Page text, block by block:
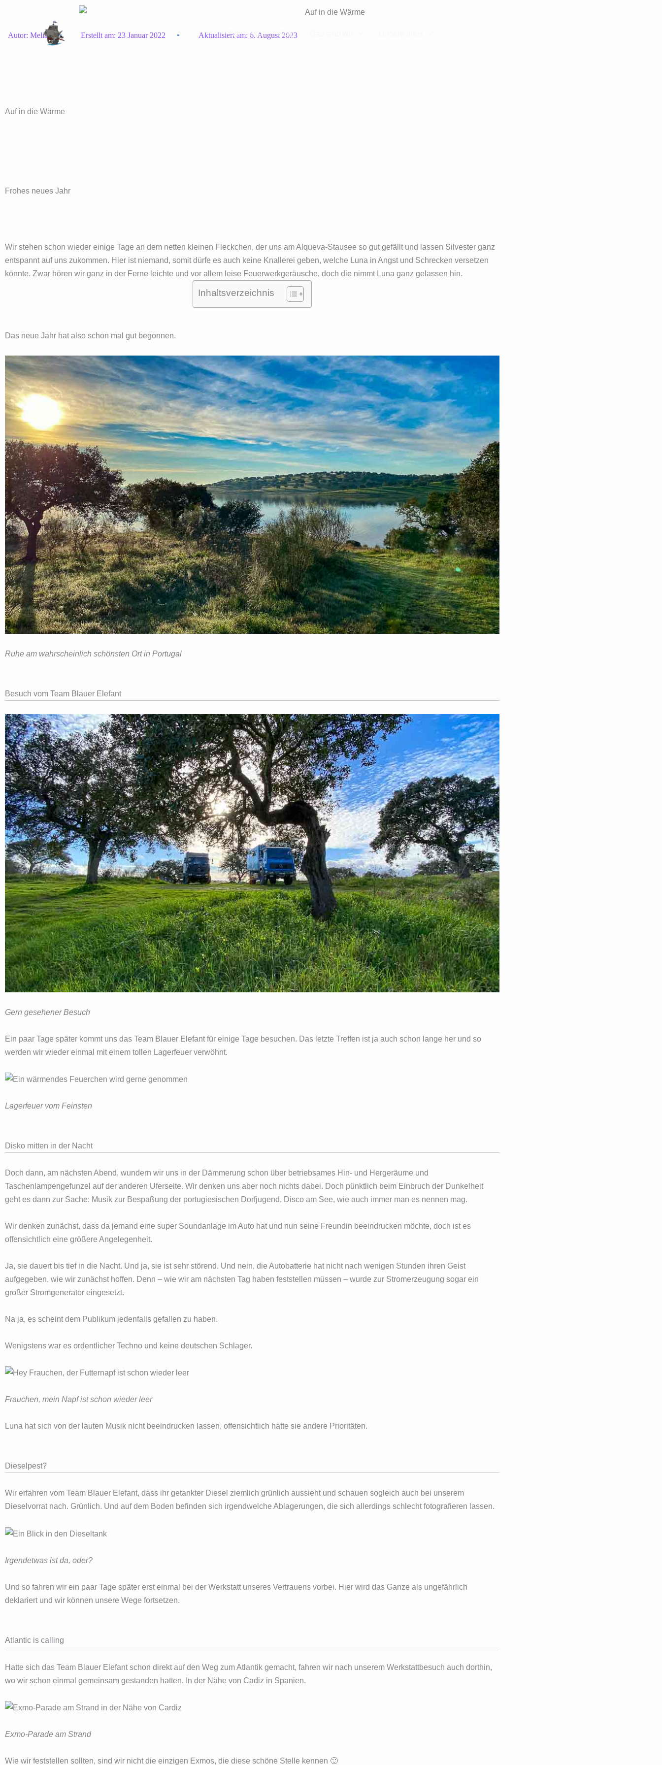
springen
Startseite Blog
Autor: Melia Erstellt am: 23 Januar 2022 Aktualisiert am: 6. August 2023
Auf in die Wärme
Frohes neues Jahr
Wir stehen schon wieder einige Tage an dem netten kleinen Fleckchen, der uns am Alqueva-Stausee so gut gefällt und lassen Silvester ganz
entspannt auf uns zukommen. Hier ist niemand, somit dürfe es auch keine Knallerei geben, welche Luna in Angst und Schrecken versetzen
könnte. Zwar hören wir ganz in der Ferne leichte und vor allem leise Feuerwerkgeräusche, doch die nimmt Luna ganz gelassen hin.
Inhaltsverzeichnis
Das neue Jahr hat also schon mal gut begonnen.
Ruhe am wahrscheinlich schönsten Ort in Portugal
Besuch vom Team Blauer Elefant
Gern gesehener Besuch
Ein paar Tage später kommt uns das Team Blauer Elefant für einige Tage besuchen. Das letzte Treffen ist ja auch schon lange her und so
werden wir wieder einmal mit einem tollen Lagerfeuer verwöhnt.
Lagerfeuer vom Feinsten
Disko mitten in der Nacht
Doch dann, am nächsten Abend, wundern wir uns in der Dämmerung schon über betriebsames Hin- und Hergeräume und
Taschenlampengefunzel auf der anderen Uferseite. Wir denken uns aber noch nichts dabei. Doch pünktlich beim Einbruch der Dunkelheit
geht es dann zur Sache: Musik zur Bespaßung der portugiesischen Dorfjugend, Disco am See, wie auch immer man es nennen mag.
Wir denken zunächst, dass da jemand eine super Soundanlage im Auto hat und nun seine Freundin beeindrucken möchte, doch ist es
offensichtlich eine größere Angelegenheit.
Ja, sie dauert bis tief in die Nacht. Und ja, sie ist sehr störend. Und nein, die Autobatterie hat nicht nach wenigen Stunden ihren Geist
aufgegeben, wie wir zunächst hoffen. Denn – wie wir am nächsten Tag haben feststellen müssen – wurde zur Stromerzeugung sogar ein
großer Stromgenerator eingesetzt.
Na ja, es scheint dem Publikum jedenfalls gefallen zu haben.
Wenigstens war es ordentlicher Techno und keine deutschen Schlager.
Frauchen, mein Napf ist schon wieder leer
Luna hat sich von der lauten Musik nicht beeindrucken lassen, offensichtlich hatte sie andere Prioritäten.
Dieselpest?
Wir erfahren vom Team Blauer Elefant, dass ihr getankter Diesel ziemlich grünlich aussieht und schauen sogleich auch bei unserem
Dieselvorrat nach. Grünlich. Und auf dem Boden befinden sich irgendwelche Ablagerungen, die sich allerdings schlecht fotografieren lassen.
Irgendetwas ist da, oder?
Und so fahren wir ein paar Tage später erst einmal bei der Werkstatt unseres Vertrauens vorbei. Hier wird das Ganze als ungefährlich
deklariert und wir können unsere Wege fortsetzen.
Atlantic is calling
Hatte sich das Team Blauer Elefant schon direkt auf den Weg zum Atlantik gemacht, fahren wir nach unserem Werkstattbesuch auch dorthin,
wo wir schon einmal gemeinsam gestanden hatten. In der Nähe von Cadiz in Spanien.
Exmo-Parade am Strand
Wie wir feststellen sollten, sind wir nicht die einzigen Exmos, die diese schöne Stelle kennen 🙂